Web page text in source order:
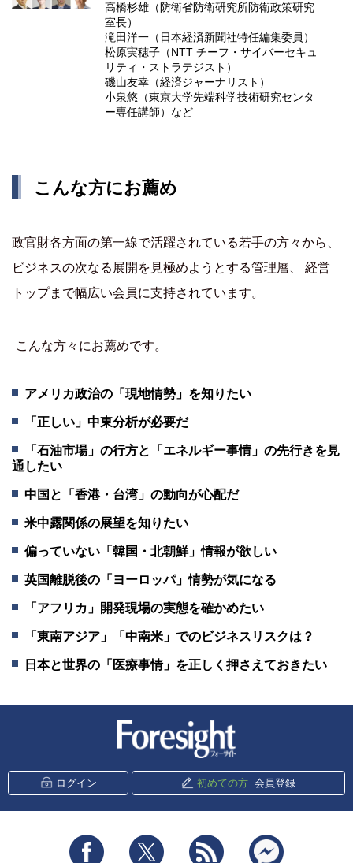
高橋杉雄（防衛省防衛研究所防衛政策研究
室長）
滝田洋一（日本経済新聞社特任編集委員）
松原実穂子（NTT チーフ・サイバーセキュ
リティ・ストラテジスト）
磯山友幸（経済ジャーナリスト）
小泉悠（東京大学先端科学技術研究センタ
ー専任講師）など
こんな方にお薦め
政官財各方面の第一線で活躍されている若手の方々から、
ビジネスの次なる展開を見極めようとする管理層、 経営
トップまで幅広い会員に支持されています。
こんな方々にお薦めです。
アメリカ政治の「現地情勢」を知りたい
「正しい」中東分析が必要だ
「石油市場」の行方と「エネルギー事情」の先行きを見
通したい
中国と「香港・台湾」の動向が心配だ
米中露関係の展望を知りたい
偏っていない「韓国・北朝鮮」情報が欲しい
英国離脱後の「ヨーロッパ」情勢が気になる
「アフリカ」開発現場の実態を確かめたい
「東南アジア」「中南米」でのビジネスリスクは？
日本と世界の「医療事情」を正しく押さえておきたい
ログイン 初めての方 会員登録
Facebook Twitter RSS